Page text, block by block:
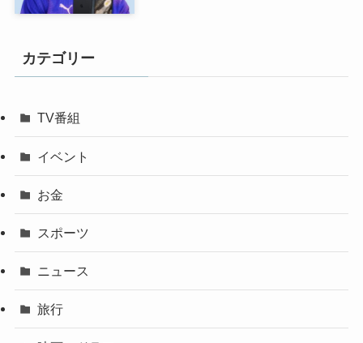
カテゴリー
TV番組
イベント
お金
スポーツ
ニュース
旅行